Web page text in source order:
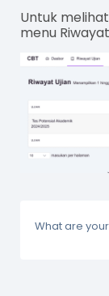
Untuk
menu
What are